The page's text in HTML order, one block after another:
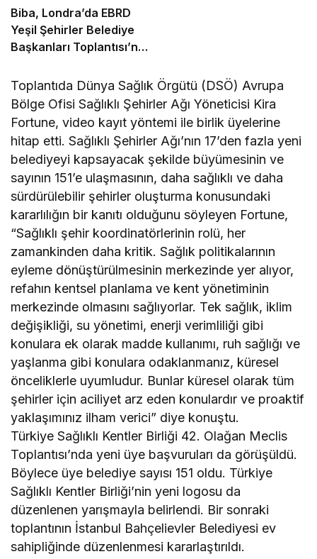
Biba, Londra’da EBRD
Yeşil Şehirler Belediye
Başkanları Toplantısı’na
Toplantıda Dünya Sağlık Örgütü (DSÖ) Avrupa
Bölge Ofisi Sağlıklı Şehirler Ağı Yöneticisi Kira
Fortune, video kayıt yöntemi ile birlik üyelerine
hitap etti. Sağlıklı Şehirler Ağı’nın 17’den fazla yeni
belediyeyi kapsayacak şekilde büyümesinin ve
sayının 151’e ulaşmasının, daha sağlıklı ve daha
sürdürülebilir şehirler oluşturma konusundaki
kararlılığın bir kanıtı olduğunu söyleyen Fortune,
“Sağlıklı şehir koordinatörlerinin rolü, her
zamankinden daha kritik. Sağlık politikalarının
eyleme dönüştürülmesinin merkezinde yer alıyor,
refahın kentsel planlama ve kent yönetiminin
merkezinde olmasını sağlıyorlar. Tek sağlık, iklim
değişikliği, su yönetimi, enerji verimliliği gibi
konulara ek olarak madde kullanımı, ruh sağlığı ve
yaşlanma gibi konulara odaklanmanız, küresel
önceliklerle uyumludur. Bunlar küresel olarak tüm
şehirler için aciliyet arz eden konulardır ve proaktif
yaklaşımınız ilham verici” diye konuştu.
Türkiye Sağlıklı Kentler Birliği 42. Olağan Meclis
Toplantısı’nda yeni üye başvuruları da görüşüldü.
Böylece üye belediye sayısı 151 oldu. Türkiye
Sağlıklı Kentler Birliği’nin yeni logosu da
düzenlenen yarışmayla belirlendi. Bir sonraki
toplantının İstanbul Bahçelievler Belediyesi ev
sahipliğinde düzenlenmesi kararlaştırıldı.